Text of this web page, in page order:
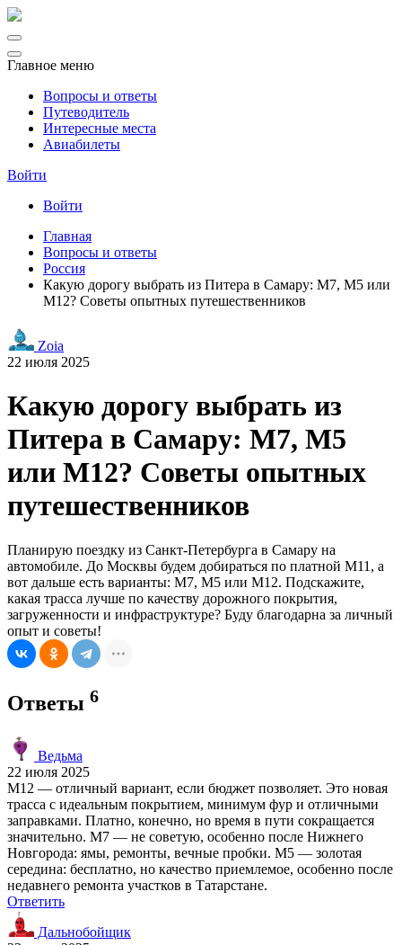
Главное меню
Вопросы и ответы
Путеводитель
Интересные места
Авиабилеты
Войти
Войти
Главная
Вопросы и ответы
Россия
Какую дорогу выбрать из Питера в Самару: М7, М5 или
М12? Советы опытных путешественников
Zoia
22 июля 2025
Какую дорогу выбрать из
Питера в Самару: М7, М5
или М12? Советы опытных
путешественников
Планирую поездку из Санкт-Петербурга в Самару на
автомобиле. До Москвы будем добираться по платной М11, а
вот дальше есть варианты: М7, М5 или М12. Подскажите,
какая трасса лучше по качеству дорожного покрытия,
загруженности и инфраструктуре? Буду благодарна за личный
опыт и советы!
Ответы 6
Ведьма
22 июля 2025
М12 — отличный вариант, если бюджет позволяет. Это новая
трасса с идеальным покрытием, минимум фур и отличными
заправками. Платно, конечно, но время в пути сокращается
значительно. М7 — не советую, особенно после Нижнего
Новгорода: ямы, ремонты, вечные пробки. М5 — золотая
середина: бесплатно, но качество приемлемое, особенно после
недавнего ремонта участков в Татарстане.
Ответить
Дальнобойщик